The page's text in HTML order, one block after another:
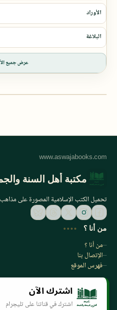
عرض جميع
اشترك الآن
اشترك في قناتنا على تليجرام
مكتبة أهل السنة
تحميل الكتب الإسلامية المصورة على
من أنا ؟
من أنا ؟
الإتصال بنا
فهرس الموقع
سياسة الخصوصية
سياسة الخصوصية